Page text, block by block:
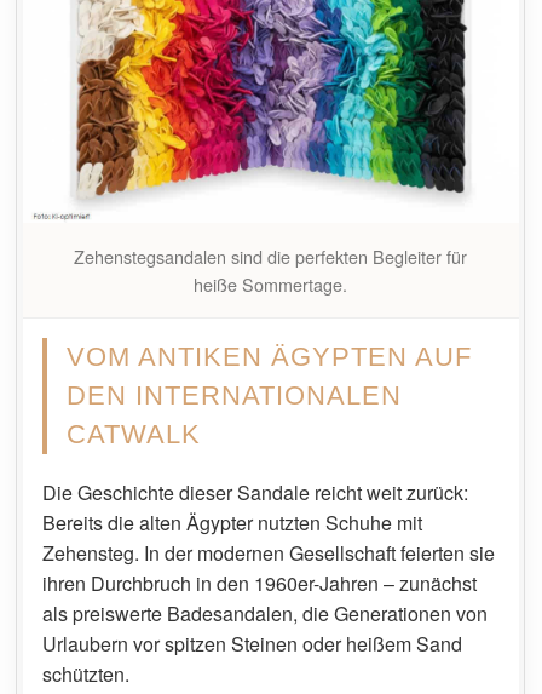
Zehenstegsandalen sind die perfekten Begleiter für
heiße Sommertage.
VOM ANTIKEN ÄGYPTEN AUF
DEN INTERNATIONALEN
CATWALK
Die Geschichte dieser Sandale reicht weit zurück:
Bereits die alten Ägypter nutzten Schuhe mit
Zehensteg. In der modernen Gesellschaft feierten sie
ihren Durchbruch in den 1960er-Jahren – zunächst
als preiswerte Badesandalen, die Generationen von
Urlaubern vor spitzen Steinen oder heißem Sand
schützten.